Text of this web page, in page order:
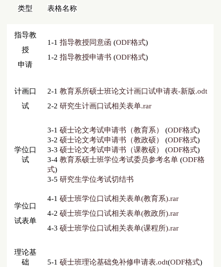
类型 表格名称
指导教
授
申请
1-1指导教授同意函 (ODF格式)
1-2指导教授申请书 (ODF格式)
计画口
试
2-1教育系所硕士班论文计画口试申请表-新版.odt
2-2研究生计画口试相关表单.rar
学位口
试
3-1硕士论文考试申请书（教育系） (ODF格式)
3-2硕士论文考试申请书（教政硕） (ODF格式)
3-3硕士论文考试申请书（课教硕） (ODF格式)
3-4教育系硕士班学位考试委员参考名单 (ODF格
式)
3-5研究生学位考试切结书
学位口
试表单
4-1硕士班学位口试相关表单(教育系).rar
4-2硕士班学位口试相关表单(教政所).rar
4-3硕士班学位口试相关表单(课程所).rar
理论基
础
5-1硕士班理论基础免补修申请表.odt(ODF格式)